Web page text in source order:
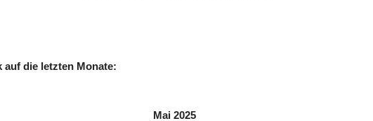
auf die letzten Monate:
Mai 2025